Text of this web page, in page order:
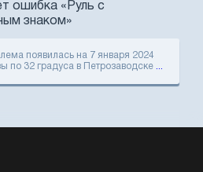
ошибка «Руль с
знаком»
появилась на 7 января 2024
по 32 градуса в Петрозаводске